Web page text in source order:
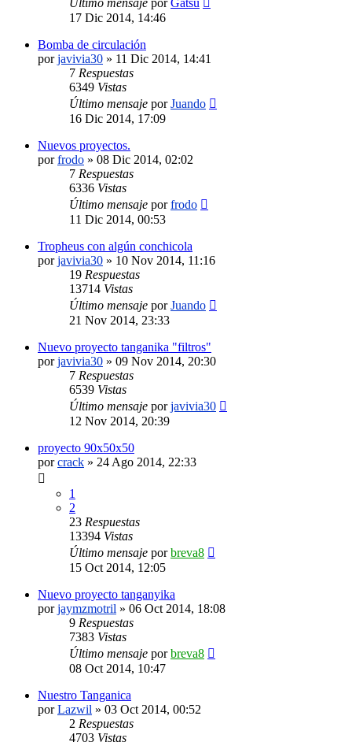
17 Dic 2014, 14:46
Bomba de circulación
porjavivia30 » 11 Dic 2014, 14:41
7 Respuestas
6349 Vistas
Último mensaje porJuando
16 Dic 2014, 17:09
Nuevos proyectos.
porfrodo » 08 Dic 2014, 02:02
7 Respuestas
6336 Vistas
Último mensaje porfrodo
11 Dic 2014, 00:53
Tropheus con algún conchicola
porjavivia30 » 10 Nov 2014, 11:16
19 Respuestas
13714 Vistas
Último mensaje porJuando
21 Nov 2014, 23:33
Nuevo proyecto tanganika "filtros"
porjavivia30 » 09 Nov 2014, 20:30
7 Respuestas
6539 Vistas
Último mensaje porjavivia30
12 Nov 2014, 20:39
proyecto 90x50x50
porcrack » 24 Ago 2014, 22:33
1
2
23 Respuestas
13394 Vistas
Último mensaje porbreva8
15 Oct 2014, 12:05
Nuevo proyecto tanganyika
porjaymzmotril » 06 Oct 2014, 18:08
9 Respuestas
7383 Vistas
Último mensaje porbreva8
08 Oct 2014, 10:47
Nuestro Tanganica
porLazwil » 03 Oct 2014, 00:52
2 Respuestas
4703 Vistas